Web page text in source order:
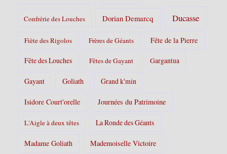
Confrérie des Louches Dorian Demarcq Ducasse
Fiète des Rigolos Frères de Géants Fête de la Pierre
Fête des Louches Fêtes de Gayant Gargantua
Gayant Goliath Grand k'min
Isidore Court'orelle Journées du Patrimoine
L'Aigle à deux têtes La Ronde des Géants
Madame Goliath Mademoiselle Victoire